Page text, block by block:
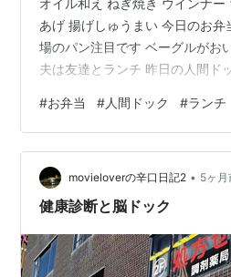
オイル和え ねぎ焼き ウインナー
あげ 揚げしゅうまい 今日のお
場のパン注目です ベーグルがお
夫は友達とランチ 昨日の人間ド
した 人間ドックは11:00で終わ
でした はじめは14:00からだっ
うかと思っていましたが、１時
て待っていました ゆっくりラン
間半ありました それでも交換し
#お弁当 #人間ドック #ランチ
movieloverの辛口日記2 • 5ヶ月
健康診断と脳ドック